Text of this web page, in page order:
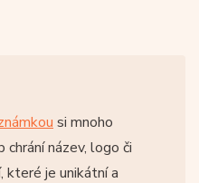
si mnoho
název, logo či
které je unikátní a